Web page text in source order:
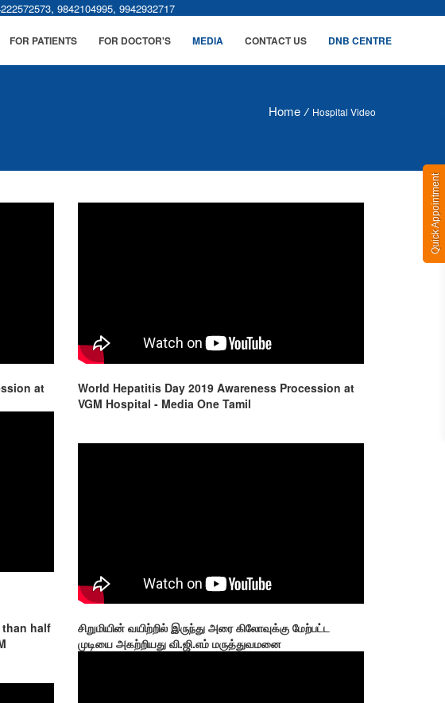
, 9842104995, 9942932717
Quick Appointment
FOR PATIENTS FOR DOCTOR'S MEDIA CONTACT US DNB CENTRE
Home / Hospital Video
at
World Hepatitis Day 2019 Awareness Procession at
VGM Hospital - Media One Tamil
than half
சிறுமியின் வயிற்றில் இருந்து அரை கிலோவுக்கு மேற்பட்ட
முடியை அகற்றியது வி.ஜி.எம் மருத்துவமனை